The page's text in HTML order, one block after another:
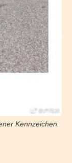
Kennzeichen.